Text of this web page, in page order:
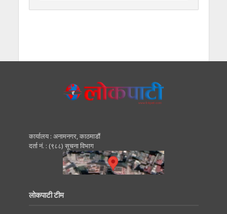
कार्यालय : अनामनगर, काठमाडाैं
दर्ता नं. : (९८८) सूचना विभाग
लोकपाटी टीम